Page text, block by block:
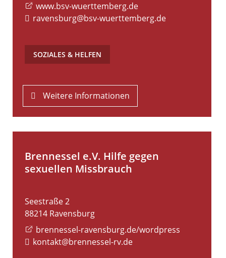
www.bsv-wuerttemberg.de
ravensburg@bsv-wuerttemberg.de
SOZIALES & HELFEN
Weitere Informationen
Brennessel e.V. Hilfe gegen
sexuellen Missbrauch
Seestraße 2
88214 Ravensburg
brennessel-ravensburg.de/wordpress
kontakt@brennessel-rv.de